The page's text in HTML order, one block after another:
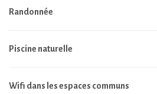
Randonnée
Piscine naturelle
Wifi dans les espaces communs